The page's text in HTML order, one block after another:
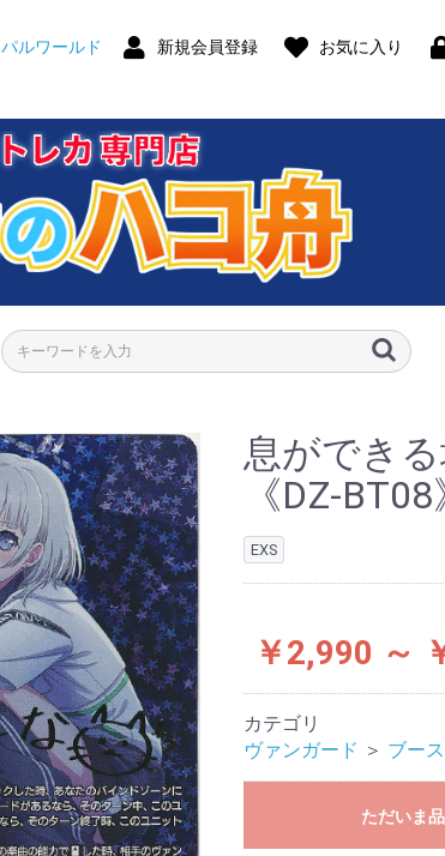
パルワールド 新規会員登録 お気に入り
息ができ
《DZ-BT08
EXS
￥2,990 ～
カテゴリ
ヴァンガード ＞ ブー
ただいま